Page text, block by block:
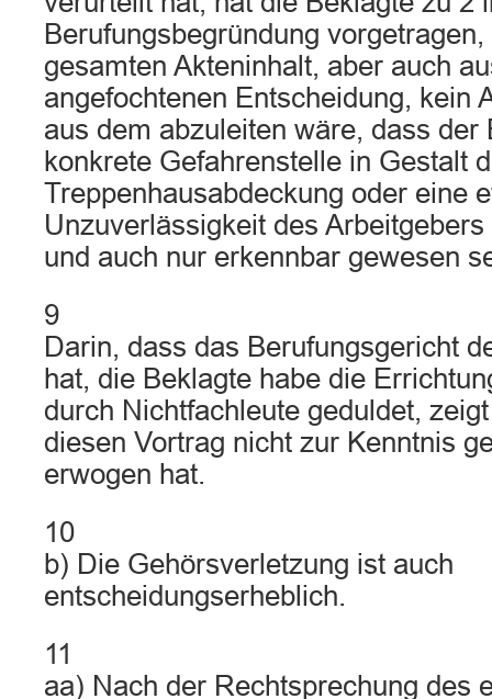
Berufungsbegründung
gesamten Akteninhalt, aber auch
angefochtenen Entscheidung, kein
aus dem abzuleiten wäre, dass der
konkrete Gefahrenstelle in Gestalt
Treppenhausabdeckung oder eine
Unzuverlässigkeit des
und auch nur erkennbar gewesen
9
Darin, dass das Berufungsgericht
hat, die Beklagte habe die
durch Nichtfachleute geduldet,
diesen Vortrag nicht zur Kenntnis
erwogen hat.
10
b) Die Gehörsverletzung ist auch
entscheidungserheblich.
11
aa) Nach der Rechtsprechung des